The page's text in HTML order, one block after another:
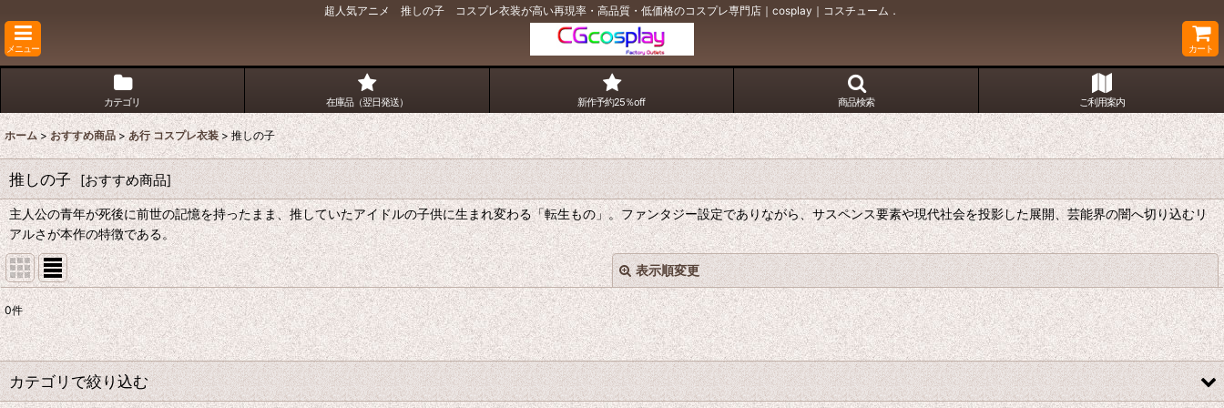
超人気アニメ 推しの子 コスプレ衣装が高い再現率・高品質・低価格のコスプレ専門店｜cosplay｜コスチューム．
メニュー カート
カテゴリ 在庫品（翌日発送） 新作予約25％off 商品検索 ご利用案内
ホーム > おすすめ商品 > あ行 コスプレ衣装 > 推しの子
推しの子 [おすすめ商品]
主人公の青年が死後に前世の記憶を持ったまま、推していたアイドルの子供に生まれ変わる「転生もの」。ファンタジー設定でありながら、サスペンス要素や現代社会を投影した展開、芸能界の闇へ切り込むリ
アルさが本作の特徴である。
表示順変更
表示数:
並び順:
閉じる
0件
カテゴリで絞り込む